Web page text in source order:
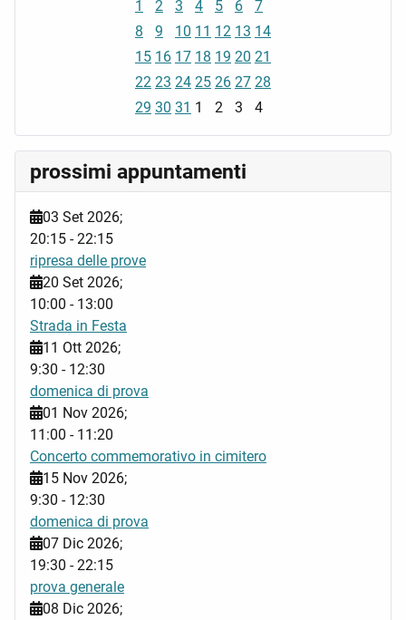
1
2 3 4 5 6
7
8
9 10 11 12 13 14
15 16 17 18 19 20 21
22 23 24 25 26 27 28
29 30 31 1 2 3 4
prossimi appuntamenti
03 Set 2026;
20:15 -22:15
ripresa delle prove
20 Set 2026;
10:00 - 13:00
Strada in Festa
11 Ott 2026;
9:30 - 12:30
domenica di prova
01 Nov 2026;
11:00 - 11:20
Concerto commemorativo in cimitero
15 Nov 2026;
9:30 - 12:30
domenica di prova
07 Dic 2026;
19:30 -22:15
prova generale
08 Dic 2026;